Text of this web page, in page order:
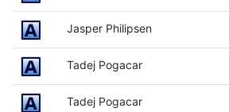
Jasper Philipsen
Tadej Pogacar
Tadej Pogacar